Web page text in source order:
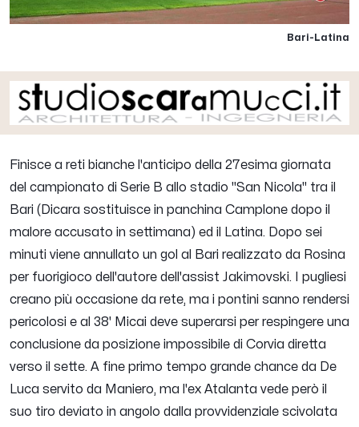
Bari-Latina
Finisce a reti bianche l'anticipo della 27esima giornata
del campionato di Serie B allo stadio "San Nicola" tra il
Bari (Dicara sostituisce in panchina Camplone dopo il
malore accusato in settimana) ed il Latina. Dopo sei
minuti viene annullato un gol al Bari realizzato da Rosina
per fuorigioco dell'autore dell'assist Jakimovski. I pugliesi
creano più occasione da rete, ma i pontini sanno rendersi
pericolosi e al 38' Micai deve superarsi per respingere una
conclusione da posizione impossibile di Corvia diretta
verso il sette. A fine primo tempo grande chance da De
Luca servito da Maniero, ma l'ex Atalanta vede però il
suo tiro deviato in angolo dalla provvidenziale scivolata